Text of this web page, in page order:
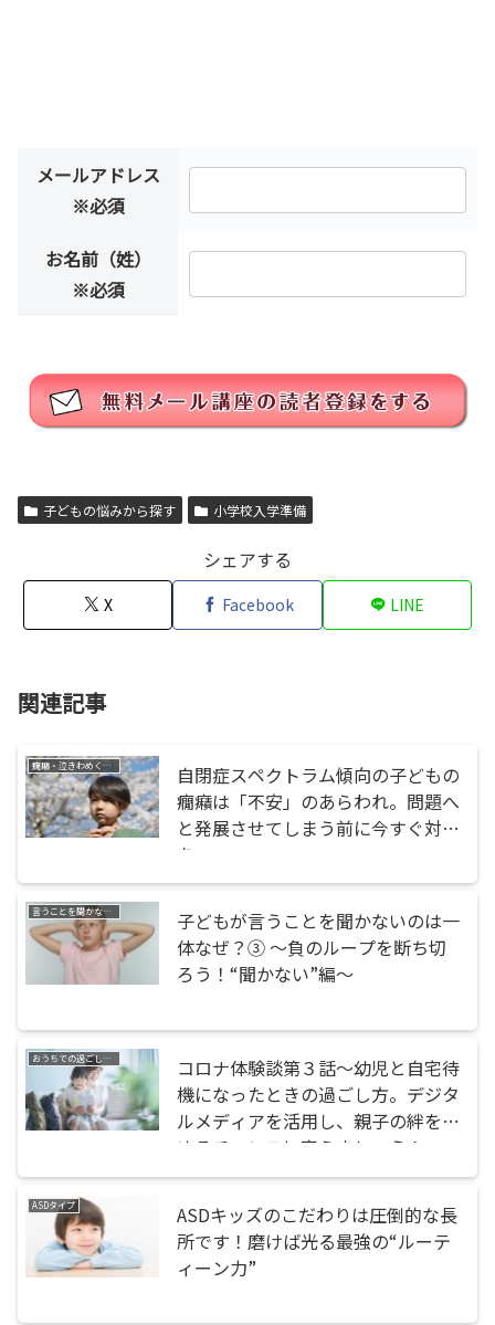
メールアドレス
※必須
お名前（姓）
※必須
子どもの悩みから探す 小学校入学準備
シェアする
X Facebook LINE
関連記事
癇癪・泣きわめく・暴れる
自閉症スペクトラム傾向の子どもの
癇癪は「不安」のあらわれ。問題へ
と発展させてしまう前に今すぐ対応
を
言うことを聞かない・話が聞けない
子どもが言うことを聞かないのは一
体なぜ？③ ～負のループを断ち切
ろう！“聞かない”編～
おうちでの過ごし方・お手伝い
コロナ体験談第３話〜幼児と自宅待
機になったときの過ごし方。デジタ
ルメディアを活用し、親子の絆を深
めるチャンスに変えましょう！
ASDタイプ
ASDキッズのこだわりは圧倒的な長
所です！磨けば光る最強の“ルーテ
ィーン力”